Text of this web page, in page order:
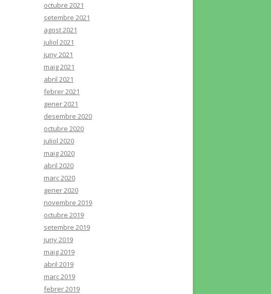
octubre 2021
setembre 2021
agost 2021
juliol 2021
juny 2021
maig 2021
abril 2021
febrer 2021
gener 2021
desembre 2020
octubre 2020
juliol 2020
maig 2020
abril 2020
març 2020
gener 2020
novembre 2019
octubre 2019
setembre 2019
juny 2019
maig 2019
abril 2019
març 2019
febrer 2019